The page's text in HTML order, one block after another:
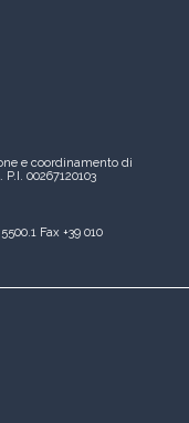
e coordinamento di
P.I. 00267120103
Fax +39 010